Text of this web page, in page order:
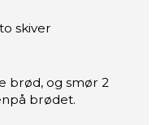
skiver
brød, og smør 2
brødet.